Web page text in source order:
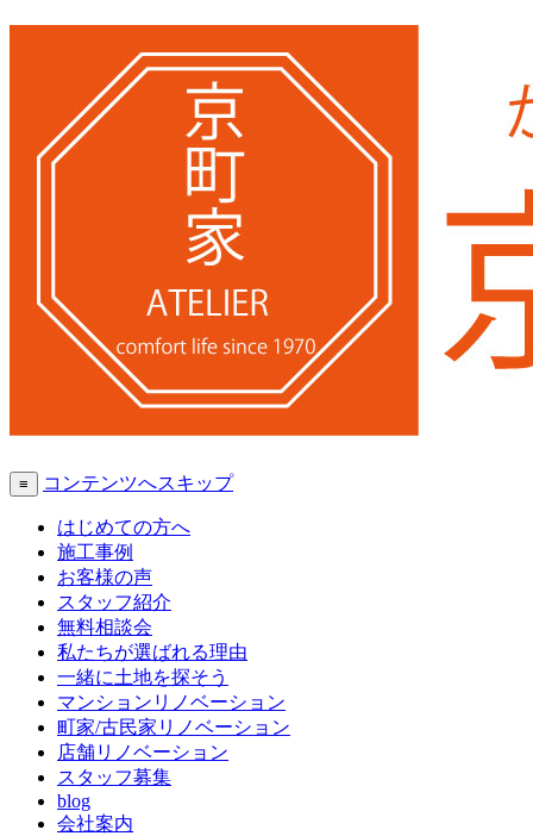
≡ コンテンツへスキップ
はじめての方へ
施工事例
お客様の声
スタッフ紹介
無料相談会
私たちが選ばれる理由
一緒に土地を探そう
マンションリノベーション
町家/古民家リノベーション
店舗リノベーション
スタッフ募集
blog
会社案内